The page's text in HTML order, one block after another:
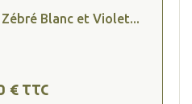
Blanc et Violet...
€ TTC